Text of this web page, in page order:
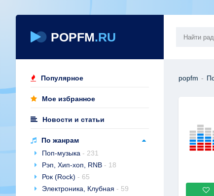
POPFM.RU
Популярное
Мое избранное
Новости и статьи
По жанрам
Поп-музыка - 231
Рэп, Хип-хоп, RNB - 18
Рок (Rock) - 65
Электроника, Клубная - 59
popfm -